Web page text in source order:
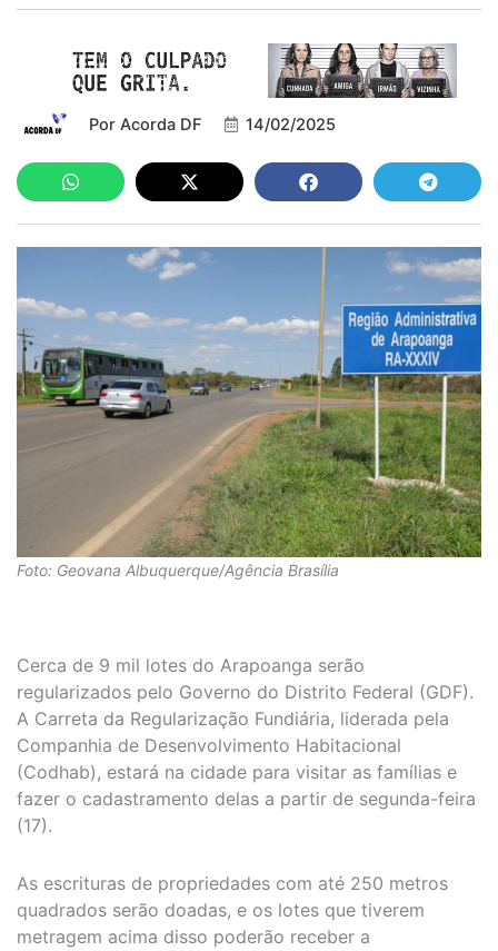
Por Acorda DF 14/02/2025
Foto: Geovana Albuquerque/Agência Brasília
Cerca de 9 mil lotes do Arapoanga serão
regularizados pelo Governo do Distrito Federal (GDF).
A Carreta da Regularização Fundiária, liderada pela
Companhia de Desenvolvimento Habitacional
(Codhab), estará na cidade para visitar as famílias e
fazer o cadastramento delas a partir de segunda-feira
(17).
As escrituras de propriedades com até 250 metros
quadrados serão doadas, e os lotes que tiverem
metragem acima disso poderão receber a